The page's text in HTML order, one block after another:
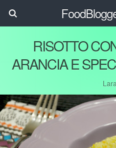
RISOTTO
ARANCIA E